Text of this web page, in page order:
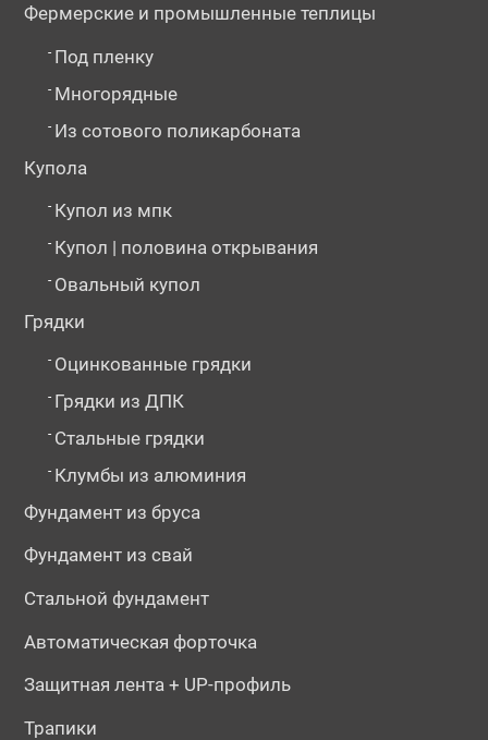
Фермерские и промышленные теплицы
- Под пленку
- Многорядные
- Из сотового поликарбоната
Купола
- Купол из мпк
- Купол | половина открывания
- Овальный купол
Грядки
- Оцинкованные грядки
- Грядки из ДПК
- Стальные грядки
- Клумбы из алюминия
Фундамент из бруса
Фундамент из свай
Стальной фундамент
Автоматическая форточка
Защитная лента + UP-профиль
Трапики